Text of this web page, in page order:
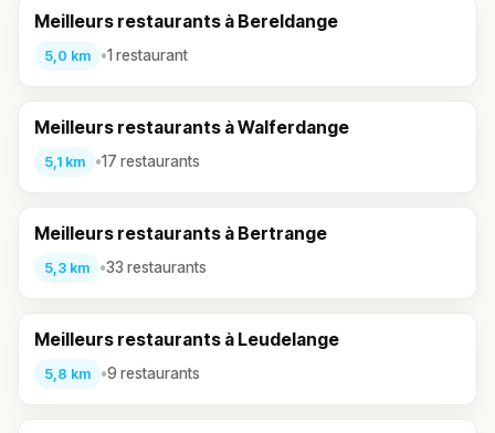
Meilleurs restaurants à Bereldange
5,0 km •1 restaurant
Meilleurs restaurants à Walferdange
5,1 km •17 restaurants
Meilleurs restaurants à Bertrange
5,3 km •33 restaurants
Meilleurs restaurants à Leudelange
5,8 km •9 restaurants